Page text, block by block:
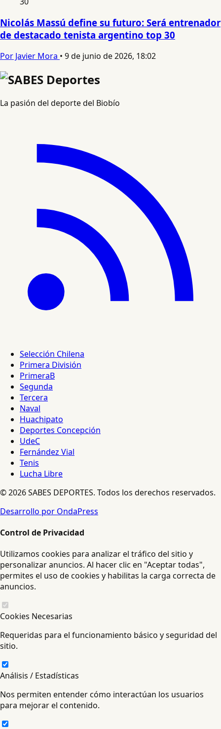
Nicolás Massú define su futuro: Será entrenador
de destacado tenista argentino top 30
Por Javier Mora • 9 de junio de 2026, 18:02
La pasión del deporte del Biobío
Selección Chilena
Primera División
PrimeraB
Segunda
Tercera
Naval
Huachipato
Deportes Concepción
UdeC
Fernández Vial
Tenis
Lucha Libre
© 2026 SABES DEPORTES. Todos los derechos reservados.
Desarrollo por OndaPress
Control de Privacidad
Utilizamos cookies para analizar el tráfico del sitio y
personalizar anuncios. Al hacer clic en "Aceptar todas",
permites el uso de cookies y habilitas la carga correcta de
anuncios.
Cookies Necesarias
Requeridas para el funcionamiento básico y seguridad del
sitio.
Análisis / Estadísticas
Nos permiten entender cómo interactúan los usuarios
para mejorar el contenido.